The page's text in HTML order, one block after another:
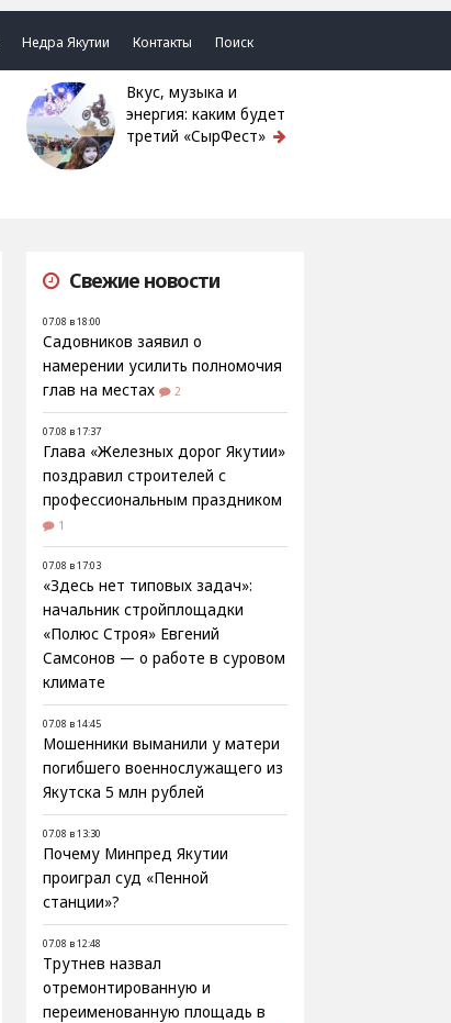
Недра Якутии Контакты Поиск
Вкус, музыка и
энергия: каким будет
третий «СырФест»
Свежие новости
07.08 в 18:00
Садовников заявил о
намерении усилить полномочия
глав на местах
2
07.08 в 17:37
Глава «Железных дорог Якутии»
поздравил строителей с
профессиональным праздником
1
07.08 в 17:03
«Здесь нет типовых задач»:
начальник стройплощадки
«Полюс Строя» Евгений
Самсонов — о работе в суровом
климате
07.08 в 14:45
Мошенники выманили у матери
погибшего военнослужащего из
Якутска 5 млн рублей
07.08 в 13:30
Почему Минпред Якутии
проиграл суд «Пенной
станции»?
07.08 в 12:48
Трутнев назвал
отремонтированную и
переименованную площадь в